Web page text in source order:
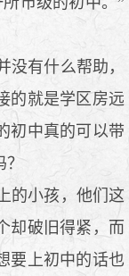
有什么帮助，
的就是学区房远
初中真的可以带
的小孩，他们这
却破旧得紧，而
要上初中的话也